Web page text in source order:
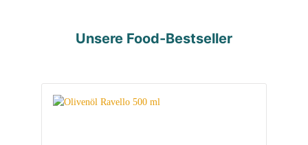
Unsere Food-Bestseller